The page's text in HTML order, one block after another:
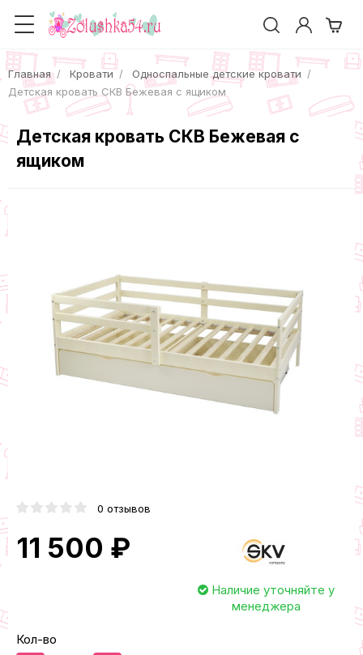
Главная Кровати
Односпальные детские кровати
Детская кровать СКВ Бежевая с ящиком
Детская кровать СКВ Бежевая с
ящиком
0 отзывов
11 500 ₽
Наличие уточняйте у
менеджера
Кол-во